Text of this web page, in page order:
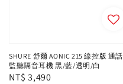
SHURE 舒爾 AONIC 215 線控版 通話
監聽隔音耳機 黑/藍/透明/白
Regular
NT$ 3,490